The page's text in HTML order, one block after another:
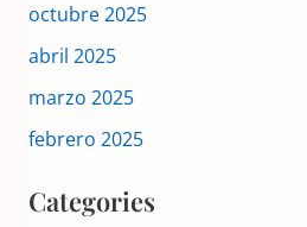
octubre 2025
abril 2025
marzo 2025
febrero 2025
Categories